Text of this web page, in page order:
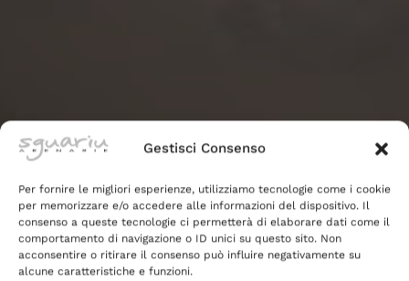
Gestisci Consenso
Per fornire le migliori esperienze, utilizziamo tecnologie come i cookie
per memorizzare e/o accedere alle informazioni del dispositivo. Il
consenso a queste tecnologie ci permetterà di elaborare dati come il
comportamento di navigazione o ID unici su questo sito. Non
acconsentire o ritirare il consenso può influire negativamente su
alcune caratteristiche e funzioni.